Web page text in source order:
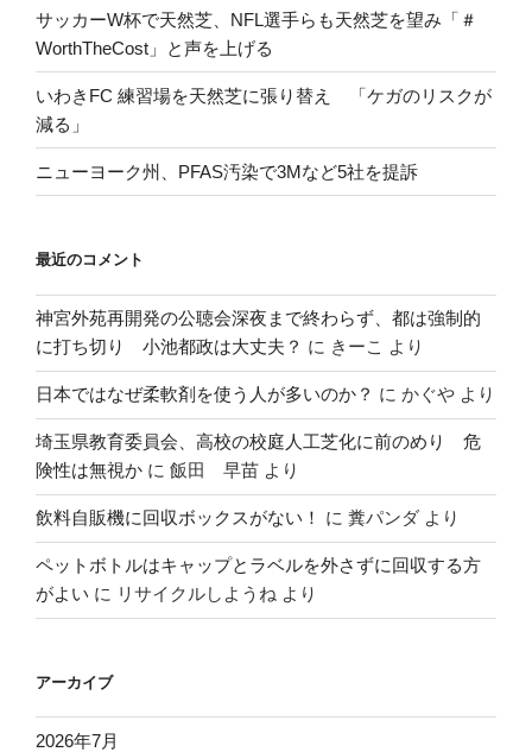
サッカーW杯で天然芝、NFL選手らも天然芝を望み「＃
WorthTheCost」と声を上げる
いわきFC 練習場を天然芝に張り替え 「ケガのリスクが
減る」
ニューヨーク州、PFAS汚染で3Mなど5社を提訴
最近のコメント
神宮外苑再開発の公聴会深夜まで終わらず、都は強制的
に打ち切り 小池都政は大丈夫？ に きーこ より
日本ではなぜ柔軟剤を使う人が多いのか？ に かぐや より
埼玉県教育委員会、高校の校庭人工芝化に前のめり 危
険性は無視か に 飯田 早苗 より
飲料自販機に回収ボックスがない！ に 糞パンダ より
ペットボトルはキャップとラベルを外さずに回収する方
がよい に リサイクルしようね より
アーカイブ
2026年7月